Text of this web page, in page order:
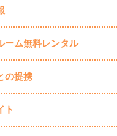
ーム無料レンタル
の提携
ト